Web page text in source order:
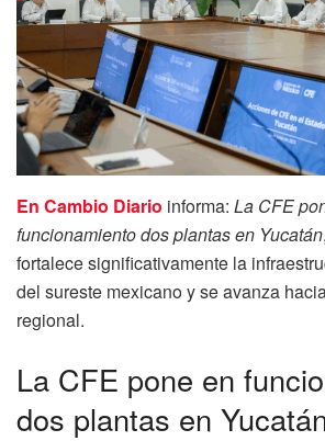
En Cambio Diario informa: La CFE
funcionamiento dos plantas en Yucatán
fortalece significativamente la
del sureste mexicano y se avanza
regional.
La CFE pone en
dos plantas en